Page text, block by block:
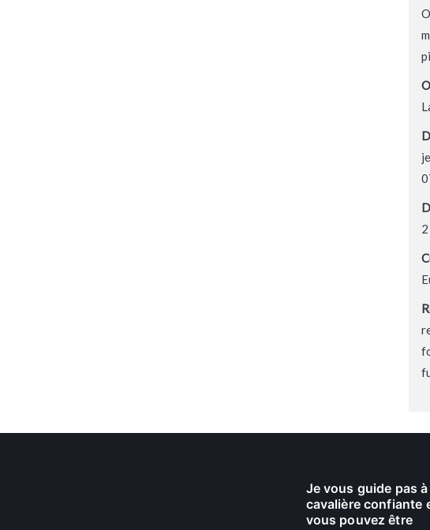
Je vous guide pas
cavalière confiante
vous pouvez être